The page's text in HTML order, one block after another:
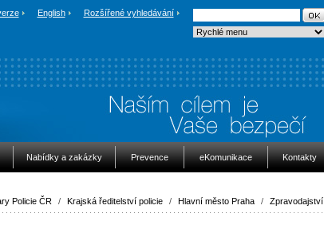
English Rozšířené vyhledávání
Nabídky a zakázky Prevence eKomunikace Kontakty
Policie ČR / Krajská ředitelství policie / Hlavní město Praha / Zpravodajství